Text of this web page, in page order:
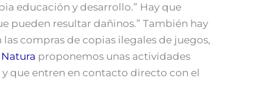
educación y desarrollo.” Hay que
pueden resultar dañinos.” También hay
compras de copias ilegales de juegos,
proponemos unas actividades
que entren en contacto directo con el